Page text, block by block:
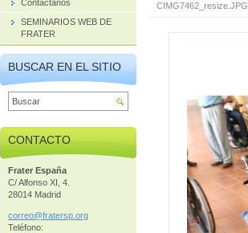
CIMG7462_resize.JPG
Contáctanos
SEMINARIOS WEB DE
FRATER
BUSCAR EN EL SITIO
CONTACTO
Frater España
C/ Alfonso XI, 4.
28014 Madrid
correo@fratersp. org
Teléfono: